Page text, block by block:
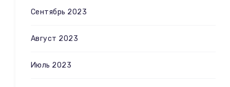
Сентябрь 2023
Август 2023
Июль 2023